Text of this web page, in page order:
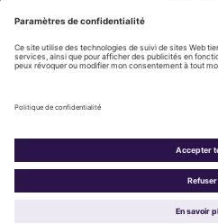
Alerte Tentative
Accessibilité :